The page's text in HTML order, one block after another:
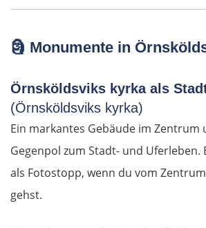
🗿 Monumente in
Örnsköldsviks kyrka als
(Örnsköldsviks kyrka)
Ein markantes Gebäude im Zentrum
Gegenpol zum Stadt- und Uferleben.
als Fotostopp, wenn du vom
gehst.
Bologna
Forlì
Rimini